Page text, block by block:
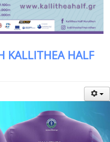
KALLITHEA HALF